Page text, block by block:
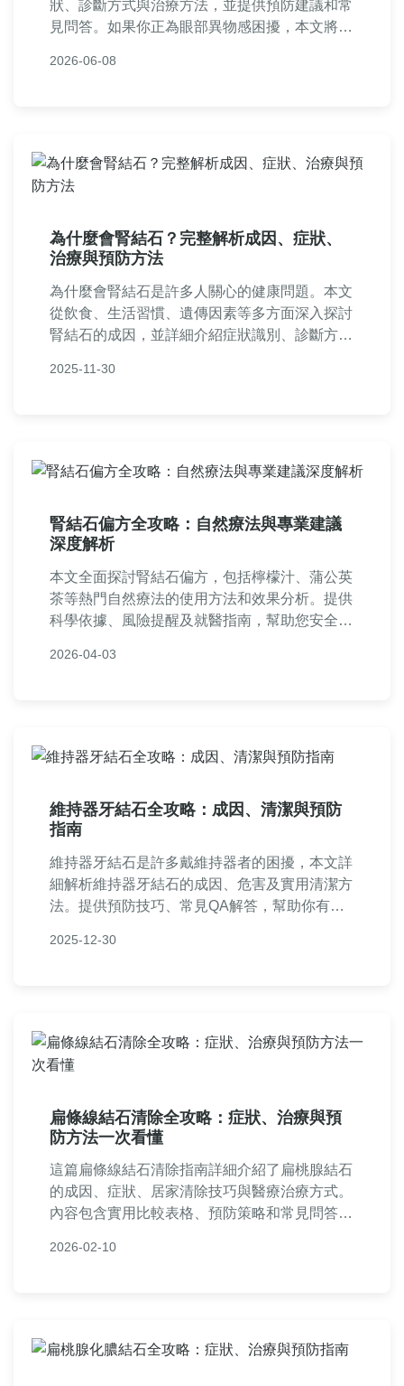
狀、診斷方式與治療方法，並提供預防建議和常
見問答。如果你正為眼部異物感困擾，本文將幫
擇，實用資訊一次掌握。
2026-06-08
為什麼會腎結石？完整解析成因、症狀、
治療與預防方法
為什麼會腎結石是許多人關心的健康問題。本文
從飲食、生活習慣、遺傳因素等多方面深入探討
腎結石的成因，並詳細介紹症狀識別、診斷方
問答，解答您對腎結石的所有疑問，幫助您遠離
2025-11-30
腎結石偏方全攻略：自然療法與專業建議
深度解析
本文全面探討腎結石偏方，包括檸檬汁、蒲公英
茶等熱門自然療法的使用方法和效果分析。提供
科學依據、風險提醒及就醫指南，幫助您安全應
獲得實用建議。
2026-04-03
維持器牙結石全攻略：成因、清潔與預防
指南
維持器牙結石是許多戴維持器者的困擾，本文詳
細解析維持器牙結石的成因、危害及實用清潔方
法。提供預防技巧、常見QA解答，幫助你有效
2025-12-30
扁條線結石清除全攻略：症狀、治療與預
防方法一次看懂
這篇扁條線結石清除指南詳細介紹了扁桃腺結石
的成因、症狀、居家清除技巧與醫療治療方式。
內容包含實用比較表格、預防策略和常見問答，
護理到專業就醫的完整建議。
2026-02-10